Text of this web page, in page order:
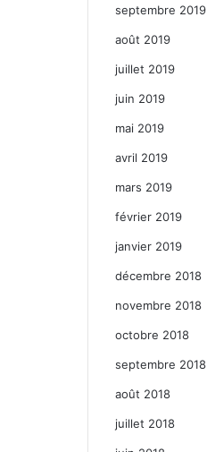
septembre 2019
août 2019
juillet 2019
juin 2019
mai 2019
avril 2019
mars 2019
février 2019
janvier 2019
décembre 2018
novembre 2018
octobre 2018
septembre 2018
août 2018
juillet 2018